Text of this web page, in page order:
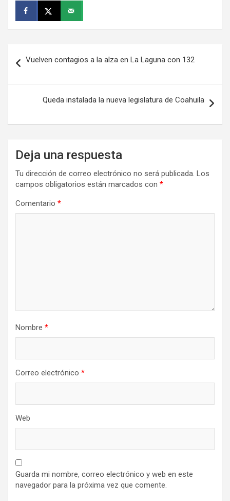
de
entradas
Vuelven contagios a la alza en La Laguna con 132
Queda instalada la nueva legislatura de Coahuila
Deja una respuesta
Tu dirección de correo electrónico no será publicada. Los
campos obligatorios están marcados con *
Comentario *
Nombre *
Correo electrónico *
Web
Guarda mi nombre, correo electrónico y web en este
navegador para la próxima vez que comente.